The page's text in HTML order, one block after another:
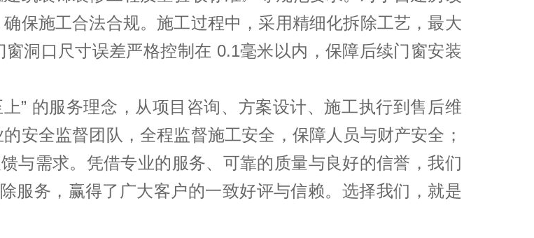
保施工合法合规。施工过程中，采用精细化拆除工艺，最大
洞口尺寸误差严格控制在 0.1毫米以内，保障后续门窗安装
” 的服务理念，从项目咨询、方案设计、施工执行到售后维
安全监督团队，全程监督施工安全，保障人员与财产安全；
与需求。凭借专业的服务、可靠的质量与良好的信誉，我们
服务，赢得了广大客户的一致好评与信赖。选择我们，就是